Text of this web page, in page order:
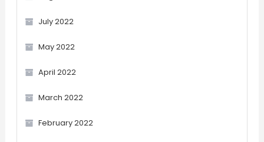
July 2022
May 2022
April 2022
March 2022
February 2022